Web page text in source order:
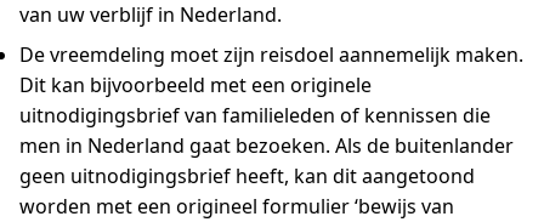
van uw verblijf in Nederland.
De vreemdeling moet zijn reisdoel aannemelijk maken.
Dit kan bijvoorbeeld met een originele
uitnodigingsbrief van familieleden of kennissen die
men in Nederland gaat bezoeken. Als de buitenlander
geen uitnodigingsbrief heeft, kan dit aangetoond
worden met een origineel formulier ‘bewijs van